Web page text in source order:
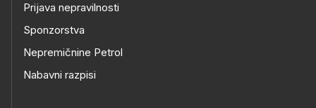
Prijava nepravilnosti
Sponzorstva
Nepremičnine Petrol
Nabavni razpisi